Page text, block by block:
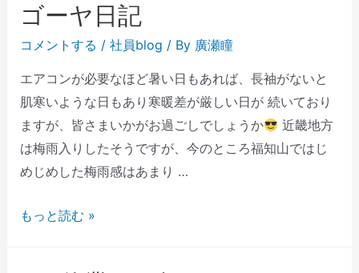
ゴーヤ日記
コメントする / 社員blog / By 廣瀬瞳
エアコンが必要なほど暑い日もあれば、長袖がないと
肌寒いような日もあり寒暖差が厳しい日が 続いており
ますが、皆さまいかがお過ごしでしょうか
近畿地方
は梅雨入りしたそうですが、今のところ福知山ではじ
めじめした梅雨感はあまり …
もっと読む »